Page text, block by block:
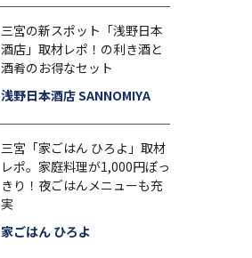
三宮の新スポット「浅野日本
酒店」取材レポ！の利き酒と
酒肴のお得なセット
浅野日本酒店 SANNOMIYA
三宮「家ごはん ひろよ」取材
レポ。家庭料理が1,000円ぽっ
きり！夜ごはんメニューも充
実
家ごはん ひろよ